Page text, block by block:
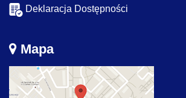
Deklaracja Dostępności
Mapa